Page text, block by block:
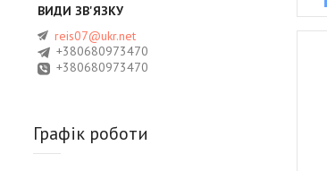
reis07@ukr.net
+380680973470
+380680973470
Графік роботи